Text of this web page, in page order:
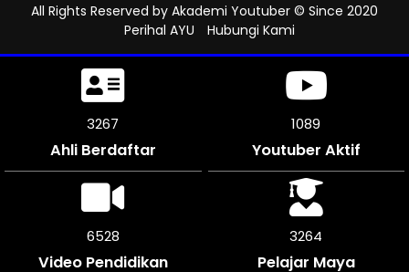
All Rights Reserved by Akademi Youtuber © Since 2020
Perihal AYU
Hubungi Kami
3660
Ahli Berdaftar
1220
Youtuber Aktif
7320
Video Pendidikan
3657
Pelajar Maya